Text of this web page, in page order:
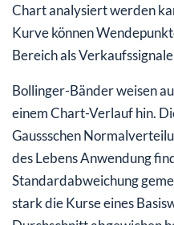
Chart analysiert werden
Kurve können
Bereich als
Bollinger-Bänder weisen
einem Chart-Verlauf hin.
Gaussschen
des Lebens Anwendung
Standardabweichung
stark die Kurse eines